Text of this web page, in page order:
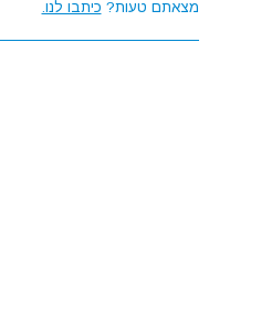
מצאתם טעות? כיתבו לנו.